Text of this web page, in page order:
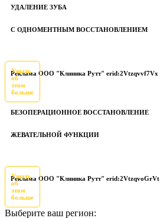
УДАЛЕНИЕ ЗУБА
С ОДНОМЕНТНЫМ ВОССТАНОВЛЕНИЕМ
Реклама ООО "Клиника Рутт" erid:2Vtzqvvf7Vx
Узнать
об
этом
больше
БЕЗОПЕРАЦИОННОЕ ВОССТАНОВЛЕНИЕ
ЖЕВАТЕЛЬНОЙ ФУНКЦИИ
Реклама ООО "Клиника Рутт" erid:2VtzqvoGrVt
Узнать
об
этом
больше
Выберите ваш регион: